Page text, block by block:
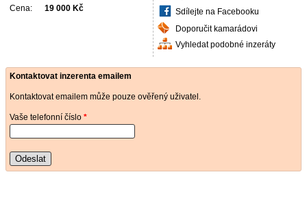
Cena: 19 000 Kč
Sdílejte na Facebooku
Doporučit kamarádovi
Vyhledat podobné inzeráty
Kontaktovat inzerenta emailem
Kontaktovat emailem může pouze ověřený uživatel.
Vaše telefonní číslo *
Odeslat